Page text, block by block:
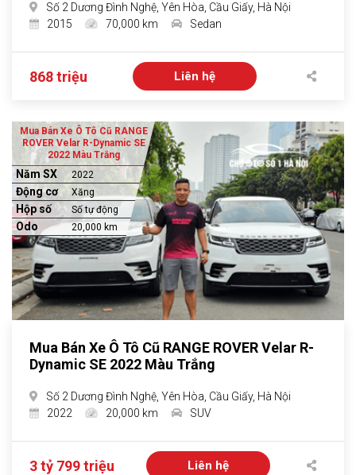
Số 2 Dương Đình Nghệ, Yên Hòa, Cầu Giấy, Hà Nội
2015
70,000 km Sedan
868 triệu Liên hệ
Mua Bán Xe Ô Tô Cũ RANGE
ROVER Velar R-Dynamic SE
2022 Màu Trắng
Năm SX 2022
Động cơ Xăng
Hộp số Số tự động
Odo 20,000 km
Mua Bán Xe Ô Tô Cũ RANGE ROVER Velar R-
Dynamic SE 2022 Màu Trắng
Số 2 Dương Đình Nghệ, Yên Hòa, Cầu Giấy, Hà Nội
2022
20,000 km SUV
3 tỷ 799 triệu Liên hệ